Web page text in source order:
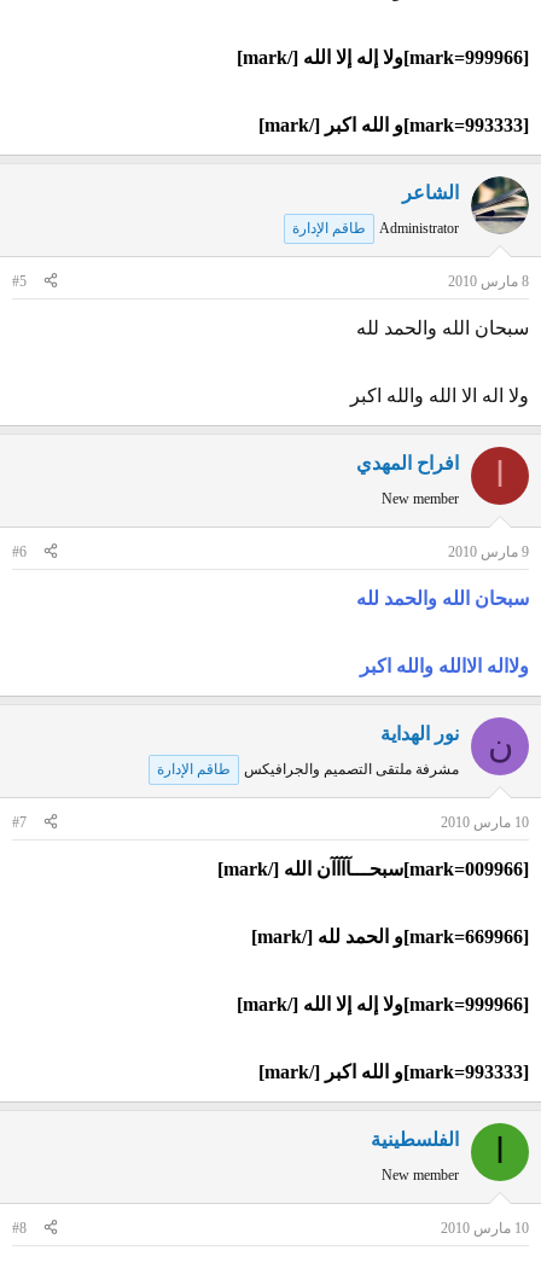
[mark=999966]ولا إله إلا الله [/mark]
[mark=993333]و الله اكبر [/mark]
الشاعر
Administrator طاقم الإدارة
8 مارس 2010 #5
سبحان الله والحمد لله
ولا اله الا الله والله اكبر
افراح المهدي
New member
9 مارس 2010 #6
سبحان الله والحمد لله
ولااله الاالله والله اكبر
ن نور الهداية
مشرفة ملتقى التصميم والجرافيكس طاقم الإدارة
10 مارس 2010 #7
[mark=009966]سبحـــآآآآن الله [/mark]
[mark=669966]و الحمد لله [/mark]
[mark=999966]ولا إله إلا الله [/mark]
[mark=993333]و الله اكبر [/mark]
الفلسطينية
New member
10 مارس 2010 #8